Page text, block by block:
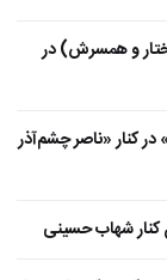
و همسرش) در
کنار «ناصر چشم‌آذر
شهاب حسینی